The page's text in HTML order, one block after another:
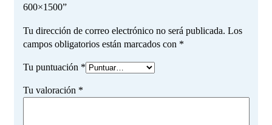
600×1500”
Tu dirección de correo electrónico no será publicada. Los
campos obligatorios están marcados con *
Tu puntuación *
Tu valoración *